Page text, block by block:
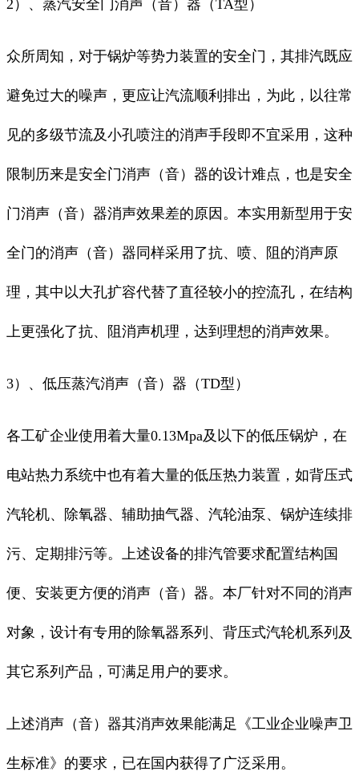
2）、蒸汽安全门消声（音）器（TA型）
众所周知，对于锅炉等势力装置的安全门，其排汽既应
避免过大的噪声，更应让汽流顺利排出，为此，以往常
见的多级节流及小孔喷注的消声手段即不宜采用，这种
限制历来是安全门消声（音）器的设计难点，也是安全
门消声（音）器消声效果差的原因。本实用新型用于安
全门的消声（音）器同样采用了抗、喷、阻的消声原
理，其中以大孔扩容代替了直径较小的控流孔，在结构
上更强化了抗、阻消声机理，达到理想的消声效果。
3）、低压蒸汽消声（音）器（TD型）
各工矿企业使用着大量0.13Mpa及以下的低压锅炉，在
电站热力系统中也有着大量的低压热力装置，如背压式
汽轮机、除氧器、辅助抽气器、汽轮油泵、锅炉连续排
污、定期排污等。上述设备的排汽管要求配置结构国
便、安装更方便的消声（音）器。本厂针对不同的消声
对象，设计有专用的除氧器系列、背压式汽轮机系列及
其它系列产品，可满足用户的要求。
上述消声（音）器其消声效果能满足《工业企业噪声卫
生标准》的要求，已在国内获得了广泛采用。